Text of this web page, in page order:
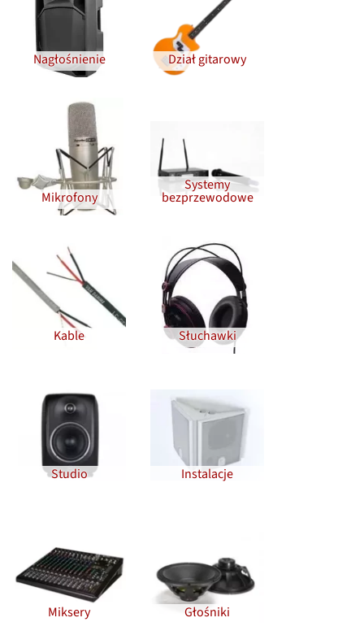
Nagłośnienie Dział gitarowy
Mikrofony
Systemy
bezprzewodowe
Kable Słuchawki
Studio Instalacje
Miksery Głośniki